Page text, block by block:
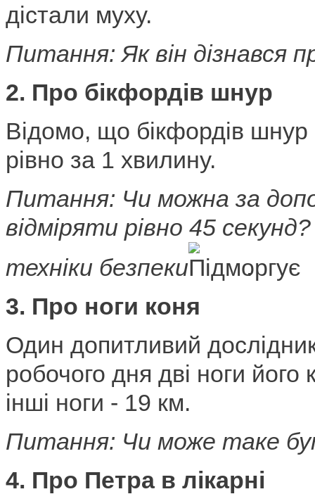
дістали муху.
Питання: Як він дізнався
2. Про бікфордів шнур
Відомо, що бікфордів шнур
рівно за 1 хвилину.
Питання: Чи можна за
відміряти рівно 45
техніки безпеки
.
3. Про ноги коня
Один допитливий
робочого дня дві ноги
інші ноги - 19 км.
Питання: Чи може таке
4. Про Петра в лікарні